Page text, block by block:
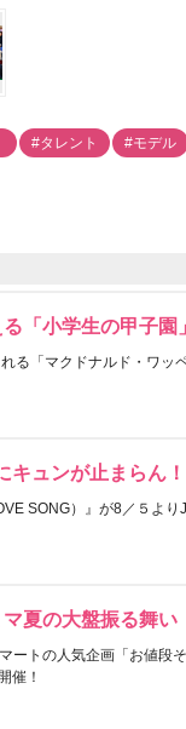
#タレント #モデル
「小学生の甲子園」
る「マクドナルド・ワッ
キュンが止まらん！
SONG）』が8／５より
夏の大盤振る舞い
ートの人気企画「お値段
催！